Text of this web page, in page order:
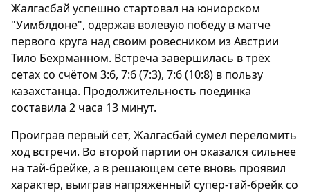
Жалгасбай успешно стартовал на юниорском
"Уимблдоне", одержав волевую победу в матче
первого круга над своим ровесником из Австрии
Тило Бехрманном. Встреча завершилась в трёх
сетах со счётом 3:6, 7:6 (7:3), 7:6 (10:8) в пользу
казахстанца. Продолжительность поединка
составила 2 часа 13 минут.
Проиграв первый сет, Жалгасбай сумел переломить
ход встречи. Во второй партии он оказался сильнее
на тай-брейке, а в решающем сете вновь проявил
характер, выиграв напряжённый супер-тай-брейк со